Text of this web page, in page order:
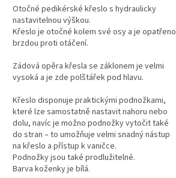
Otočné pedikérské křeslo s hydraulicky
nastavitelnou výškou.
Křeslo je otočné kolem své osy a je opatřeno
brzdou proti otáčení.
Zádová opěra křesla se záklonem je velmi
vysoká a je zde polštářek pod hlavu.
Křeslo disponuje praktickými podnožkami,
které lze samostatně nastavit nahoru nebo
dolu, navíc je možno podnožky vytočit také
do stran – to umožňuje velmi snadný nástup
na křeslo a přístup k vaničce.
Podnožky jsou také prodlužitelné.
Barva koženky je bílá.